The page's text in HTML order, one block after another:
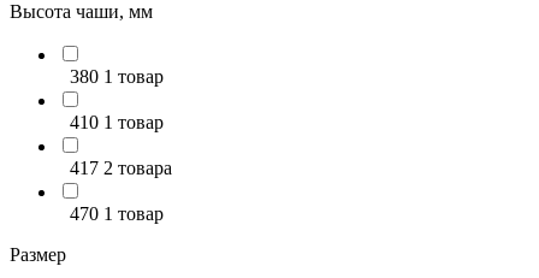
Высота чаши, мм
380 1 товар
410 1 товар
417 2 товара
470 1 товар
Размер